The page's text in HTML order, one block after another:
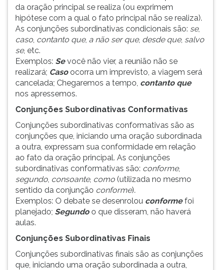
da oração principal se realiza (ou exprimem
hipótese com a qual o fato principal não se realiza).
As conjunções subordinativas condicionais são: se,
caso, contanto que, a não ser que, desde que, salvo
se, etc.
Exemplos: Sevocê não vier, a reunião não se
realizará; Casoocorra um imprevisto, a viagem será
cancelada; Chegaremos a tempo, contanto que
nos apressemos.
Conjunções Subordinativas Conformativas
Conjunções subordinativas conformativas são as
conjunções que, iniciando uma oração subordinada
a outra, expressam sua conformidade em relação
ao fato da oração principal. As conjunções
subordinativas conformativas são: conforme,
segundo, consoante, como (utilizada no mesmo
sentido da conjunção conforme).
Exemplos: O debate se desenrolou conformefoi
planejado; Segundoo que disseram, não haverá
aulas.
Conjunções Subordinativas Finais
Conjunções subordinativas finais são as conjunções
que, iniciando uma oração subordinada a outra,